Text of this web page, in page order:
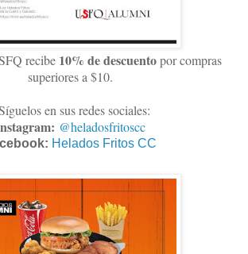
recibe 10% de descuentopor compras
superiores a $10.
en sus redes sociales:
@heladosfritoscc
Helados Fritos CC